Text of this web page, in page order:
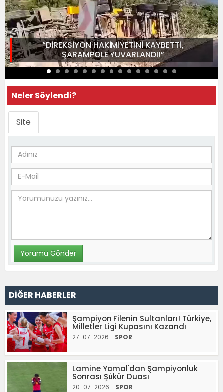
“DİREKSİYON HAKİMİYETİNİ KAYBETTİ,
ŞARAMPOLE YUVARLANDI!”
Neler Söylendi?
Site
DİĞER HABERLER
Şampiyon Filenin Sultanları! Türkiye,
Milletler Ligi Kupasını Kazandı
27-07-2026 - SPOR
Lamine Yamal'dan Şampiyonluk
Sonrası Şükür Duası
20-07-2026 - SPOR